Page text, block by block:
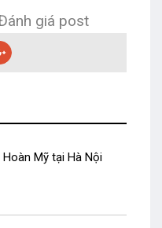
giá post
Mỹ tại Hà Nội